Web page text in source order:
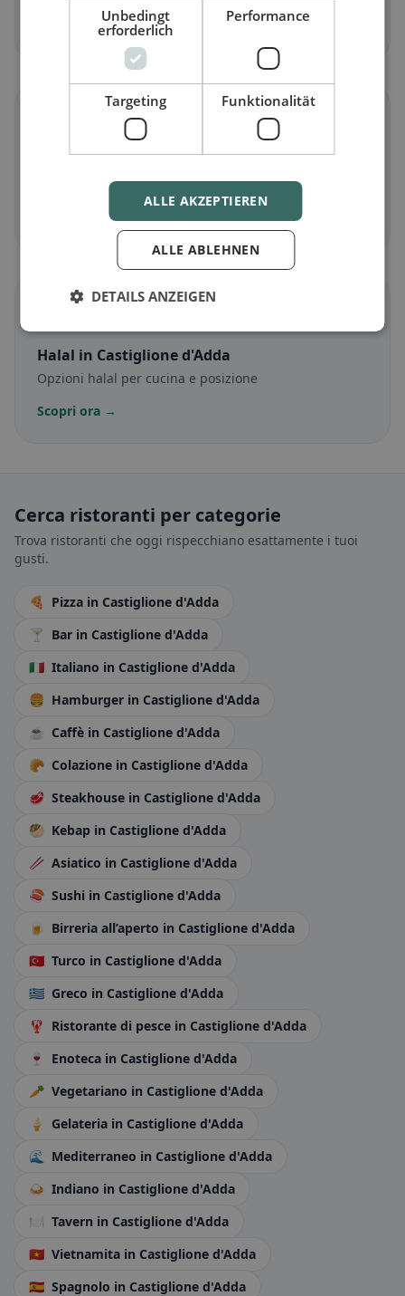
Scopri ora →
Opzioni senza glutine e consigli della community
Scopri ora →
Halal in Castiglione d'Adda
Opzioni halal per cucina e posizione
Scopri ora →
Cerca ristoranti per categorie
Trova ristoranti che oggi rispecchiano esattamente i tuoi
gusti.
🍕 Pizza in Castiglione d'Adda
🍸 Bar in Castiglione d'Adda
🇮🇹 Italiano in Castiglione d'Adda
🍔 Hamburger in Castiglione d'Adda
☕ Caffè in Castiglione d'Adda
🥐 Colazione in Castiglione d'Adda
🥩 Steakhouse in Castiglione d'Adda
🥙 Kebap in Castiglione d'Adda
🥢 Asiatico in Castiglione d'Adda
🍣 Sushi in Castiglione d'Adda
🍺 Birreria all’aperto in Castiglione d'Adda
🇹🇷 Turco in Castiglione d'Adda
🇬🇷 Greco in Castiglione d'Adda
🦞 Ristorante di pesce in Castiglione d'Adda
🍷
Enoteca in Castiglione d'Adda
🥕 Vegetariano in Castiglione d'Adda
🍦
Gelateria in Castiglione d'Adda
🌊
Mediterraneo in Castiglione d'Adda
🍛 Indiano in Castiglione d'Adda
🍽️ Tavern in Castiglione d'Adda
🇻🇳 Vietnamita in Castiglione d'Adda
🇪🇸 Spagnolo in Castiglione d'Adda
Unbedingt
erforderlich
Performance
Targeting Funktionalität
ALLE AKZEPTIEREN
ALLE ABLEHNEN
DETAILS ANZEIGEN